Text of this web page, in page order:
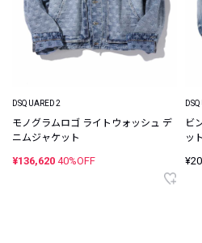
DSQUARED2
モノグラムロゴ ライトウォッシュ デ
ニムジャケット
¥136,620 40%OFF
ビ
ット